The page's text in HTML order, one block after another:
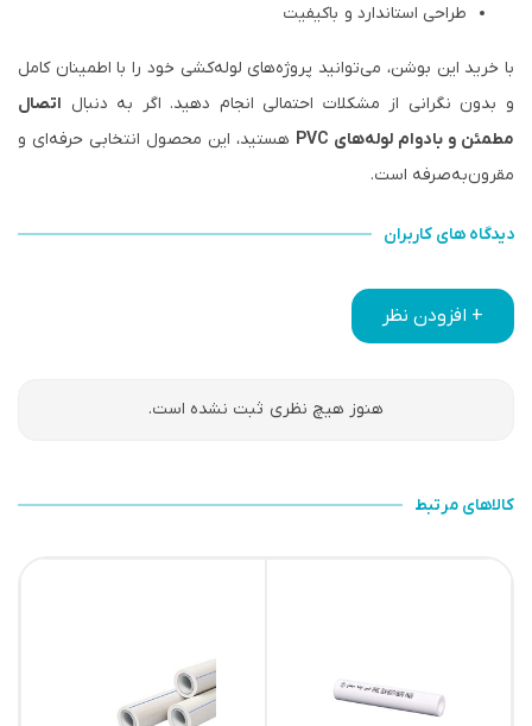
طراحی استاندارد و باکیفیت
با خرید این بوشن، می‌توانید پروژه‌های لوله‌کشی خود را با اطمینان کامل
و بدون نگرانی از مشکلات احتمالی انجام دهید. اگر به دنبال اتصال
مطمئن و بادوام لوله‌های PVC
هستید، این محصول انتخابی حرفه‌ای و
مقرون‌به‌صرفه است.
دیدگاه های کاربران
+ افزودن نظر
هنوز هیچ نظری ثبت نشده است.
کالاهای مرتبط